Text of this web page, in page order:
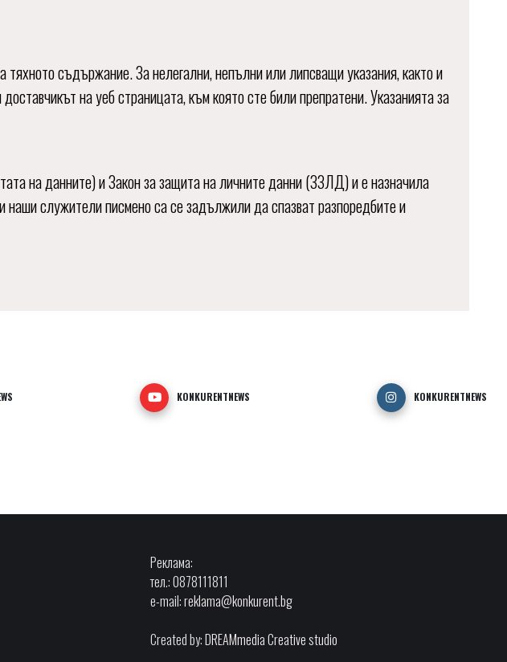
съдържание. За нелегални, непълни или липсващи указания, както и
на уеб страницата, към която сте били препратени. Указанията за
на данните) и Закон за защита на личните данни (ЗЗЛД) и е назначила
наши служители писмено са се задължили да спазват разпоредбите и
KONKURENTNEWS KONKURENTNEWS
Реклама:
тел.: 0878111811
e-mail:reklama@konkurent.bg
Created by:DREAMmedia Creative studio